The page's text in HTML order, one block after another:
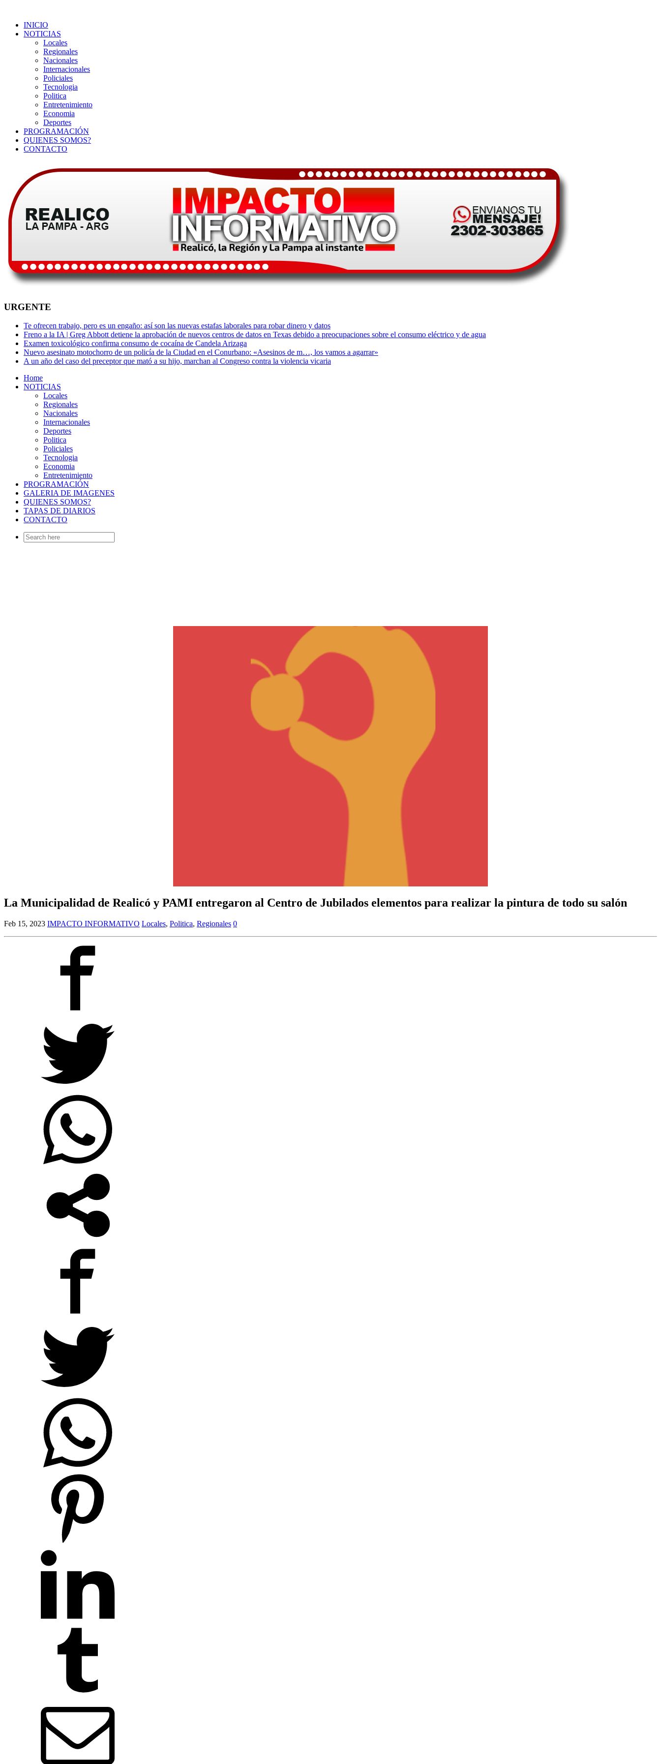
INICIO
NOTICIAS
Locales
Regionales
Nacionales
Internacionales
Policiales
Tecnologia
Politica
Entretenimiento
Economia
Deportes
PROGRAMACIÓN
QUIENES SOMOS?
CONTACTO
URGENTE
Te ofrecen trabajo, pero es un engaño: así son las nuevas estafas laborales para robar dinero y datos
Freno a la IA | Greg Abbott detiene la aprobación de nuevos centros de datos en Texas debido a preocupaciones sobre el consumo eléctrico y de agua
Examen toxicológico confirma consumo de cocaína de Candela Arizaga
Nuevo asesinato motochorro de un policía de la Ciudad en el Conurbano: «Asesinos de m…, los vamos a agarrar»
A un año del caso del preceptor que mató a su hijo, marchan al Congreso contra la violencia vicaria
Home
NOTICIAS
Locales
Regionales
Nacionales
Internacionales
Deportes
Politica
Policiales
Tecnologia
Economia
Entretenimiento
PROGRAMACIÓN
GALERIA DE IMAGENES
QUIENES SOMOS?
TAPAS DE DIARIOS
CONTACTO
Search
for:
La Municipalidad de Realicó y PAMI entregaron al Centro de Jubilados elementos para realizar la pintura de todo su salón
Feb 15, 2023 IMPACTO INFORMATIVO Locales, Politica, Regionales 0